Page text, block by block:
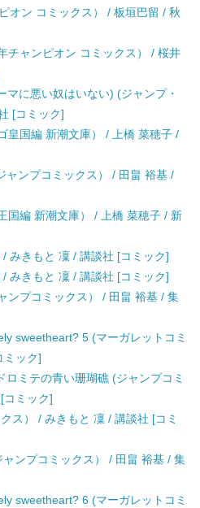
オン コミックス） / 板垣巴留 / 秋
チャンピオン コミックス） / 桜井
に悪い奴はいない) (ジャンプ・
[コミック]
皇国編 新潮文庫） / 上橋 菜穂子 /
ャンプコミックス） / 田畠 裕基 /
国編 新潮文庫） / 上橋 菜穂子 / 新
みきもと 凜 / 講談社 [コミック]
みきもと 凜 / 講談社 [コミック]
ンプコミックス） / 田畠 裕基 / 集
sweetheart? 5 (マーガレットコミ
ミック]
ミテの青い珊瑚礁 (ジャンプコミ
コミック]
ス） / みきもと 凜 / 講談社 [コミ
ンプコミックス） / 田畠 裕基 / 集
sweetheart? 6 (マーガレットコミ